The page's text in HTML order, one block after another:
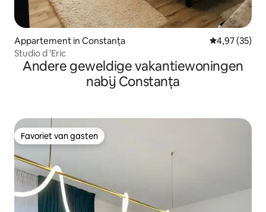
Appartement in Constanța Gemiddelde
4,97 (35)
Studio d 'Eric
Andere geweldige vakantiewoningen
nabij Constanța
Favoriet van gasten
Favoriet van gasten